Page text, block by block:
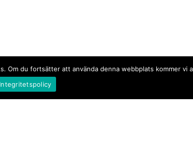
du fortsätter att använda denna webbplats kommer vi
Integritetspolicy